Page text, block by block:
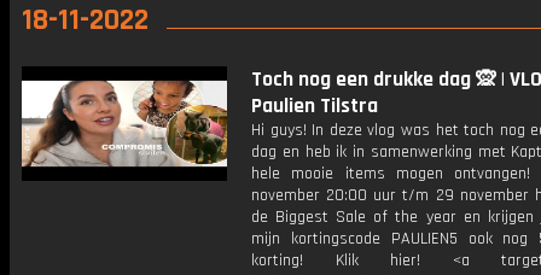
18-11-2022
Toch nog een drukke dag 🙊 |
Paulien Tilstra
Hi guys! In deze vlog was het toch nog
dag en heb ik in samenwerking met
hele mooie items mogen ontvangen!
november 20:00 uur t/m 29 november
de Biggest Sale of the year en krijgen
mijn kortingscode PAULIEN5 ook nog
korting! Klik hier! <a